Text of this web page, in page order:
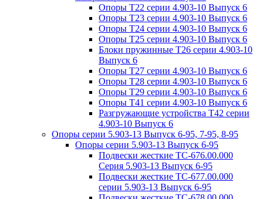
Опоры Т22 серии 4.903-10 Выпуск 6
Опоры Т23 серии 4.903-10 Выпуск 6
Опоры Т24 серии 4.903-10 Выпуск 6
Опоры Т25 серии 4.903-10 Выпуск 6
Блоки пружинные Т26 серии 4.903-10
Выпуск 6
Опоры Т27 серии 4.903-10 Выпуск 6
Опоры Т28 серии 4.903-10 Выпуск 6
Опоры Т29 серии 4.903-10 Выпуск 6
Опоры Т41 серии 4.903-10 Выпуск 6
Разгружающие устройства Т42 серии
4.903-10 Выпуск 6
Опоры серии 5.903-13 Выпуск 6-95, 7-95, 8-95
Опоры серии 5.903-13 Выпуск 6-95
Подвески жесткие ТС-676.00.000
Серия 5.903-13 Выпуск 6-95
Подвески жесткие ТС-677.00.000
серии 5.903-13 Выпуск 6-95